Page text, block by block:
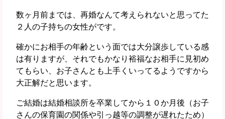
数ヶ月前までは、再婚なんて考えられないと思ってた
２人の子持ちの女性がです。
確かにお相手の年齢という面では大分譲歩している感
は有りますが、それでもかなり裕福なお相手に見初め
てもらい、お子さんとも上手くいってるようですから
大正解だと思います。
ご結婚は結婚相談所を卒業してから１０か月後（お子
さんの保育園の関係や引っ越等の調整が遅れたため）